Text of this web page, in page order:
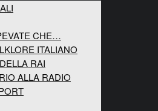
CHE…
ITALIANO
RAI
ALLA RADIO